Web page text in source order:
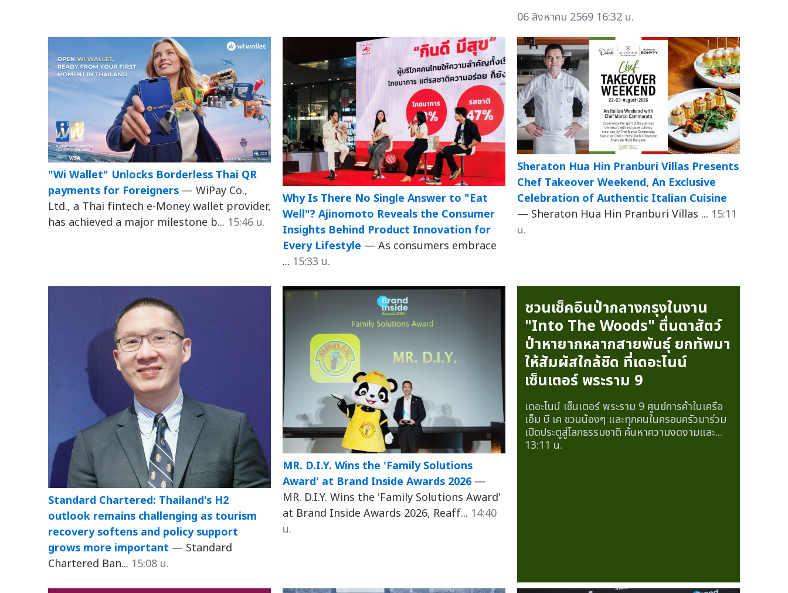
06 สิงหาคม 2569 16:32 น.
"Wi Wallet" Unlocks Borderless Thai QR
payments for Foreigners — WiPay Co.,
Ltd., a Thai fintech e-Money wallet provider,
has achieved a major milestone b... 15:46 น.
Why Is There No Single Answer to "Eat
Well"? Ajinomoto Reveals the Consumer
Insights Behind Product Innovation for
Every Lifestyle — As consumers embrace
... 15:33 น.
Sheraton Hua Hin Pranburi Villas Presents
Chef Takeover Weekend, An Exclusive
Celebration of Authentic Italian Cuisine
— Sheraton Hua Hin Pranburi Villas ... 15:11
น.
Standard Chartered: Thailand's H2
outlook remains challenging as tourism
recovery softens and policy support
grows more important — Standard
Chartered Ban... 15:08 น.
MR. D.I.Y. Wins the 'Family Solutions
Award' at Brand Inside Awards 2026 —
MR. D.I.Y. Wins the 'Family Solutions Award'
at Brand Inside Awards 2026, Reaff... 14:40
น.
ชวนเช็คอินป่ากลางกรุงในงาน
"Into The Woods" ตื่นตาสัตว์
ป่าหายากหลากสายพันธุ์ ยกทัพมา
ให้สัมผัสใกล้ชิด ที่เดอะไนน์
เซ็นเตอร์ พระราม 9
เดอะไนน์ เซ็นเตอร์ พระราม 9 ศูนย์การค้าในเครือ
เอ็ม บี เค ชวนน้องๆ และทุกคนในครอบครัวมาร่วม
เปิดประตูสู่โลกธรรมชาติ ค้นหาความงดงามและ...
13:11 น.